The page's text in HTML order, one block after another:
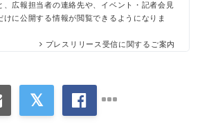
、広報担当者の連絡先や、イベント・記者会見
けに公開する情報が閲覧できるようになりま
プレスリリース受信に関するご案内